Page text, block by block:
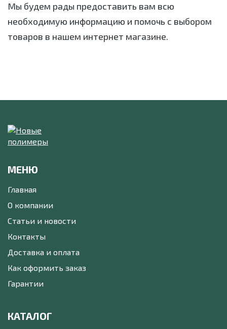
Мы будем рады предоставить вам всю
необходимую информацию и помочь с выбором
товаров в нашем интернет магазине.
МЕНЮ
Главная
О компании
Статьи и новости
Контакты
Доставка и оплата
Как оформить заказ
Гарантии
КАТАЛОГ